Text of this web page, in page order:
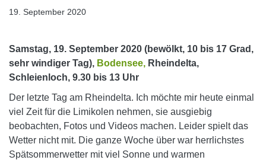
19. September 2020
Samstag, 19. September 2020 (bewölkt, 10 bis 17 Grad,
sehr windiger Tag), Bodensee, Rheindelta,
Schleienloch, 9.30 bis 13 Uhr
Der letzte Tag am Rheindelta. Ich möchte mir heute einmal
viel Zeit für die Limikolen nehmen, sie ausgiebig
beobachten, Fotos und Videos machen. Leider spielt das
Wetter nicht mit. Die ganze Woche über war herrlichstes
Spätsommerwetter mit viel Sonne und warmen